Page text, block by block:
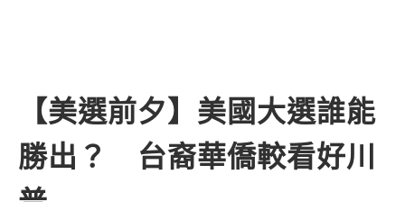
【美選前夕】美國大選誰能
勝出？ 台裔華僑較看好川